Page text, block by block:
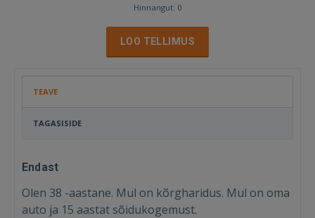
Hinnangut: 0
LOO TELLIMUS
TEAVE
TAGASISIDE
Endast
Olen 38 -aastane. Mul on kõrgharidus. Mul on oma
auto ja 15 aastat sõidukogemust.